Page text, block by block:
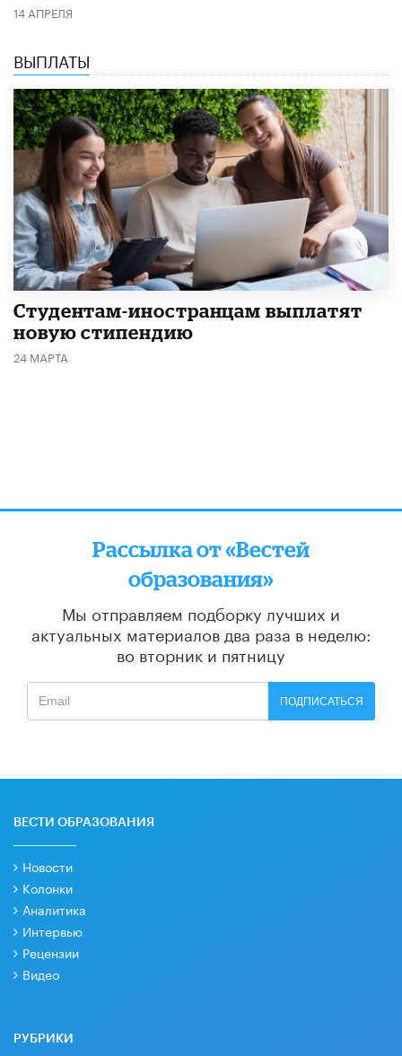
14 АПРЕЛЯ
ВЫПЛАТЫ
Студентам-иностранцам выплатят
новую стипендию
24 МАРТА
Рассылка от «Вестей
образования»
Мы отправляем подборку лучших и
актуальных материалов два раза в неделю:
во вторник и пятницу
ПОДПИСАТЬСЯ
ВЕСТИ ОБРАЗОВАНИЯ
Новости
Колонки
Аналитика
Интервью
Рецензии
Видео
РУБРИКИ